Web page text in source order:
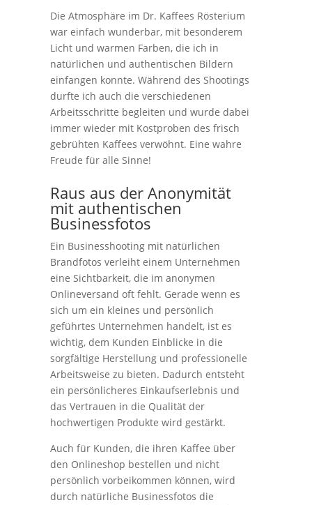
Die Atmosphäre im Dr. Kaffees Rösterium
war einfach wunderbar, mit besonderem
Licht und warmen Farben, die ich in
natürlichen und authentischen Bildern
einfangen konnte.Während des Shootings
durfte ich auch die verschiedenen
Arbeitsschritte begleiten und wurde dabei
immer wieder mit Kostproben des frisch
gebrühten Kaffees verwöhnt. Eine wahre
Freude für alle Sinne!
Raus aus der Anonymität
mit authentischen
Businessfotos
Ein Businesshooting mit natürlichen
Brandfotos verleiht einem Unternehmen
eine Sichtbarkeit, die im anonymen
Onlineversand oft fehlt. Gerade wenn es
sich um ein kleines und persönlich
geführtes Unternehmen handelt, ist es
wichtig, dem Kunden Einblicke in die
sorgfältige Herstellung und professionelle
Arbeitsweise zu bieten. Dadurch entsteht
ein persönlicheres Einkaufserlebnis und
das Vertrauen in die Qualität der
hochwertigen Produkte wird gestärkt.
Auch für Kunden, die ihren Kaffee über
den Onlineshop bestellen und nicht
persönlich vorbeikommen können, wird
durch natürliche Businessfotos die